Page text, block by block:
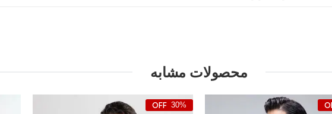
محصولات مشابه
30%